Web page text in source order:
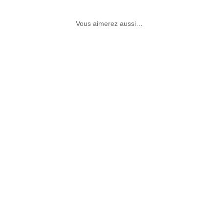
Vous aimerez aussi…